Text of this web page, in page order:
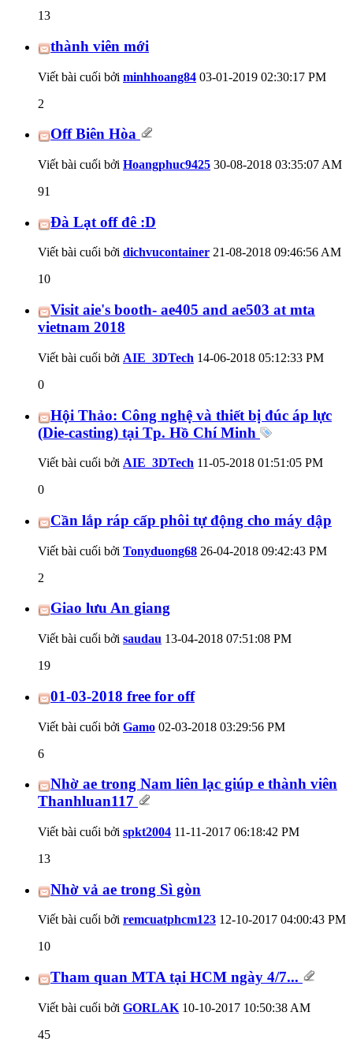
13
thành viên mới
Viết bài cuối bởi minhhoang84 03-01-2019 02:30:17 PM
2
Off Biên Hòa
Viết bài cuối bởi Hoangphuc9425 30-08-2018 03:35:07 AM
91
Đà Lạt off đê :D
Viết bài cuối bởi dichvucontainer 21-08-2018 09:46:56 AM
10
Visit aie's booth- ae405 and ae503 at mta
vietnam 2018
Viết bài cuối bởi AIE_3DTech 14-06-2018 05:12:33 PM
0
Hội Thảo: Công nghệ và thiết bị đúc áp lực
(Die-casting) tại Tp. Hồ Chí Minh
Viết bài cuối bởi AIE_3DTech 11-05-2018 01:51:05 PM
0
Cần lắp ráp cấp phôi tự động cho máy dập
Viết bài cuối bởi Tonyduong68 26-04-2018 09:42:43 PM
2
Giao lưu An giang
Viết bài cuối bởi saudau 13-04-2018 07:51:08 PM
19
01-03-2018 free for off
Viết bài cuối bởi Gamo 02-03-2018 03:29:56 PM
6
Nhờ ae trong Nam liên lạc giúp e thành viên
Thanhluan117
Viết bài cuối bởi spkt2004 11-11-2017 06:18:42 PM
13
Nhờ vả ae trong Sì gòn
Viết bài cuối bởi remcuatphcm123 12-10-2017 04:00:43 PM
10
Tham quan MTA tại HCM ngày 4/7...
Viết bài cuối bởi GORLAK 10-10-2017 10:50:38 AM
45